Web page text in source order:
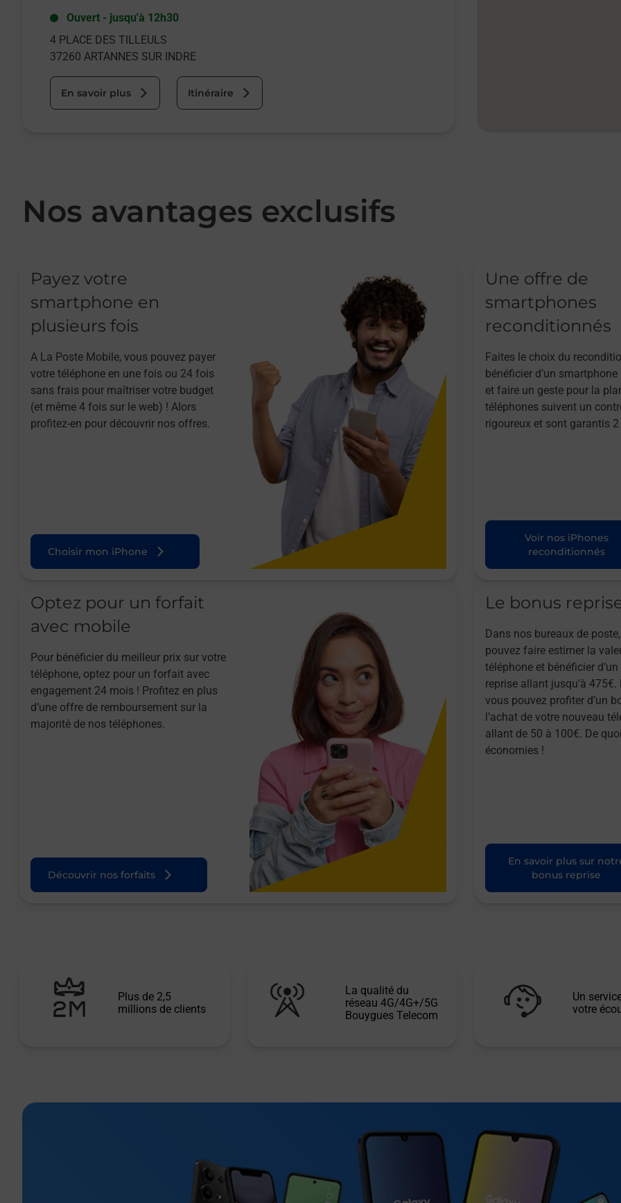
Ouvert - jusqu'à 12h30
4 PLACE DES TILLEULS
37260 ARTANNES SUR INDRE
En savoir plus Itinéraire
Nos avantages exclusifs
Payez votre
smartphone en
plusieurs fois
A La Poste Mobile, vous pouvez payer
votre téléphone en une fois ou 24 fois
sans frais pour maîtriser votre budget
(et même 4 fois sur le web) ! Alors
profitez-en pour découvrir nos offres.
Choisir mon iPhone
Une offre de
smartphones
reconditionnés
Faites le choix du
bénéficier d’un
et faire un geste pour la
téléphones suivent un
rigoureux et sont garantis 2
Voir nos iPhones
reconditionnés
Optez pour un forfait
avec mobile
Pour bénéficier du meilleur prix sur votre
téléphone, optez pour un forfait avec
engagement 24 mois ! Profitez en plus
d’une offre de remboursement sur la
majorité de nos téléphones.
Découvrir nos forfaits
Le bonus
Dans nos bureaux de
pouvez faire estimer la
téléphone et bénéficier
reprise allant jusqu’à 475€.
vous pouvez profiter d’un
l’achat de votre nouveau
allant de 50 à 100€. De
économies !
En savoir plus sur
bonus reprise
Plus de 2,5
millions de clients
La qualité du
réseau 4G/4G+/5G
Bouygues Telecom
Un
votre